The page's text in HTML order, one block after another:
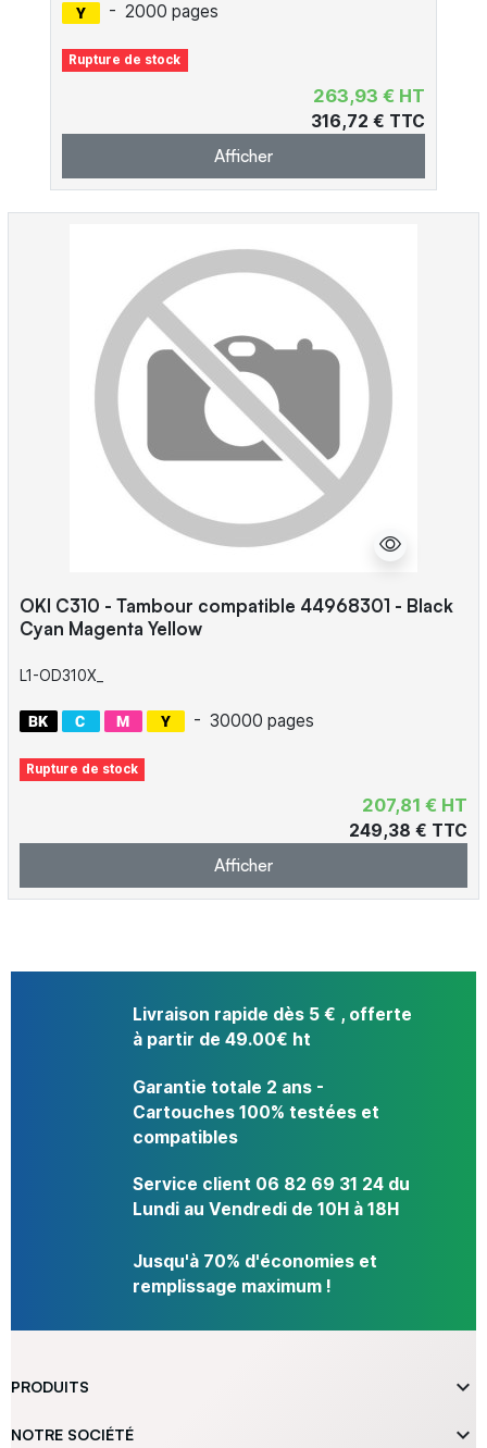
- 2000 pages
Rupture de stock
263,93 € HT
316,72 € TTC
Afficher
OKI C310 - Tambour compatible 44968301 - Black
Cyan Magenta Yellow
L1-OD310X_
- 30000 pages
Rupture de stock
207,81 € HT
249,38 € TTC
Afficher
Livraison rapide dès 5 € , offerte
à partir de 49.00€ ht
Garantie totale 2 ans -
Cartouches 100% testées et
compatibles
Service client 06 82 69 31 24 du
Lundi au Vendredi de 10H à 18H
Jusqu'à 70% d'économies et
remplissage maximum !
PRODUITS 
NOTRE SOCIÉTÉ 